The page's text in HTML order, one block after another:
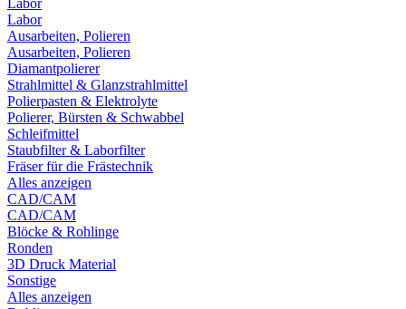
Labor
Labor
Ausarbeiten, Polieren
Ausarbeiten, Polieren
Diamantpolierer
Strahlmittel & Glanzstrahlmittel
Polierpasten & Elektrolyte
Polierer, Bürsten & Schwabbel
Schleifmittel
Staubfilter & Laborfilter
Fräser für die Frästechnik
Alles anzeigen
CAD/CAM
CAD/CAM
Blöcke & Rohlinge
Ronden
3D Druck Material
Sonstige
Alles anzeigen